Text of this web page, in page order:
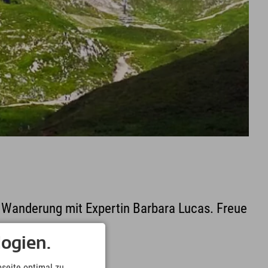
mit Expertin Barbara Lucas. Freue